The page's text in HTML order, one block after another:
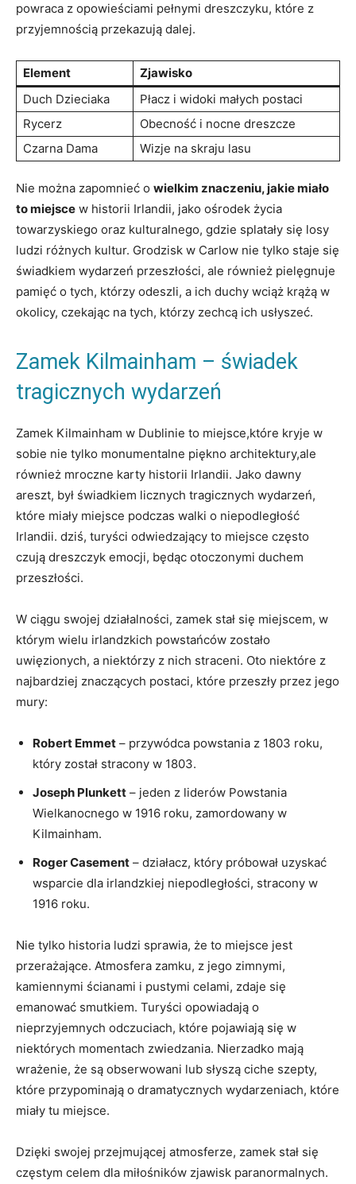
powraca z⁢ opowieściami pełnymi dreszczyku, które z
przyjemnością przekazują ⁣dalej.
Element
Zjawisko
Duch Dzieciaka
Płacz⁢ i ⁤widoki małych postaci
Rycerz
Obecność‌ i nocne‍ dreszcze
Czarna Dama
Wizje na skraju lasu
Nie ‍można ‌zapomnieć o wielkim ‌znaczeniu, jakie⁣ miało
to miejsce ​w historii Irlandii, jako ośrodek ‌życia
towarzyskiego⁤ oraz kulturalnego, gdzie‍ splatały się losy‌
ludzi różnych‌ kultur. Grodzisk w Carlow nie tylko ⁢staje ⁤się
świadkiem ⁤wydarzeń przeszłości, ale również pielęgnuje
pamięć ‌o tych, którzy odeszli, a ich duchy wciąż krążą w
okolicy,⁣ czekając​ na ​tych, którzy zechcą ⁢ich usłyszeć.
Zamek Kilmainham –‍ świadek
tragicznych wydarzeń
Zamek Kilmainham w Dublinie ‍to miejsce,które kryje⁣ w⁢
sobie ‌nie⁣ tylko monumentalne piękno⁢ architektury,ale
również mroczne karty⁢ historii Irlandii. Jako⁤ dawny
areszt, był ‌świadkiem licznych tragicznych wydarzeń,
⁣które miały miejsce podczas ‌walki o niepodległość​
Irlandii. dziś, turyści odwiedzający to⁣ miejsce często
czują dreszczyk emocji, będąc otoczonymi⁣ duchem
przeszłości.
W ciągu swojej działalności, zamek stał ‌się miejscem, w
‌którym wielu irlandzkich powstańców zostało
uwięzionych, a‍ niektórzy z nich straceni. Oto niektóre z
⁤najbardziej⁣ znaczących postaci, które przeszły przez ​jego
mury:
Robert‌ Emmet ‌– przywódca powstania‍ z‍ 1803 roku,
który został ​stracony ​w 1803.
Joseph ⁢Plunkett – jeden z‌ liderów⁣ Powstania
Wielkanocnego w 1916 ​roku, zamordowany w
Kilmainham.
Roger ⁤Casement ‍– działacz, który próbował‌ uzyskać⁣
wsparcie dla ⁣irlandzkiej niepodległości,‌ stracony w
1916⁢ roku.
Nie‌ tylko historia ludzi sprawia, że to ‌miejsce⁢ jest⁤
przerażające. Atmosfera⁣ zamku, z⁤ jego zimnymi,
kamiennymi ścianami i​ pustymi celami, zdaje się
‌emanować smutkiem. Turyści opowiadają o‌
nieprzyjemnych ‍odczuciach,‍ które pojawiają się w
niektórych ‌momentach zwiedzania.⁣ Nierzadko⁣ mają
wrażenie, ⁢że są obserwowani lub słyszą ⁢ciche szepty,
które przypominają ⁤o dramatycznych wydarzeniach, które
miały tu miejsce.
Dzięki swojej⁤ przejmującej ⁣atmosferze, zamek stał się
częstym celem dla miłośników⁢ zjawisk paranormalnych.